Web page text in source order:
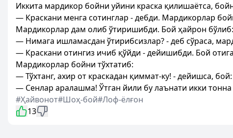
Иккита мардикор бойни уйини краска қилишаётса,
— Краскани менга сотинглар - дебди. Мардикорлар
Мардикорлар дам олиб ўтиришибди. Бой ҳайрон бўлиб:
— Нимага ишламасдан ўтирибсизлар? - деб сўраса,
— Краскани отингиз ичиб қўйди - дейишибди. Бой
Мардикорлар бойни тўхтатиб:
— Тўхтанг, ахир от краскадан қиммат-ку! - дейишса, бой:
— Сенлар аралашма! Ўтган йили бу лаънати икки
#Ҳайвонот#Шоҳ-бой#Лоф-ёлғон
13